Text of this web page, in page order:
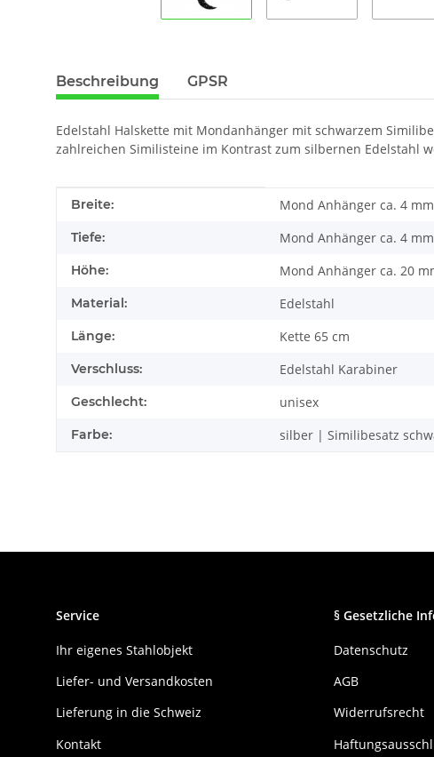
Beschreibung GPSR
Edelstahl Halskette mit Mondanhänger mit schwarzem
zahlreichen Similisteine im Kontrast zum silbernen Edelstahl
Produkteigenschaft
Wert
Breite: Mond Anhänger ca. 4
Tiefe: Mond Anhänger ca. 4
Höhe: Mond Anhänger ca. 20
Material: Edelstahl
Länge: Kette 65 cm
Verschluss: Edelstahl Karabiner
Geschlecht: unisex
Farbe: silber | Similibesatz
Service
Ihr eigenes Stahlobjekt
Liefer- und Versandkosten
Lieferung in die Schweiz
Kontakt
§ Gesetzliche
Datenschutz
AGB
Widerrufsrecht